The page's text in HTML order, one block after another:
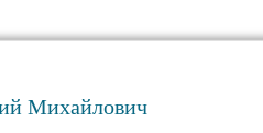
Михайлович